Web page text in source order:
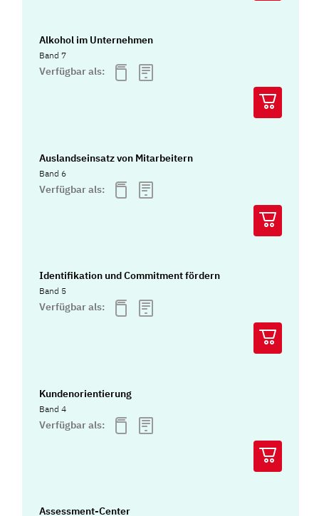
Alkohol im Unternehmen
Band 7
Verfügbar als:
Auslandseinsatz von Mitarbeitern
Band 6
Verfügbar als:
Identifikation und Commitment fördern
Band 5
Verfügbar als:
Kundenorientierung
Band 4
Verfügbar als:
Assessment-Center